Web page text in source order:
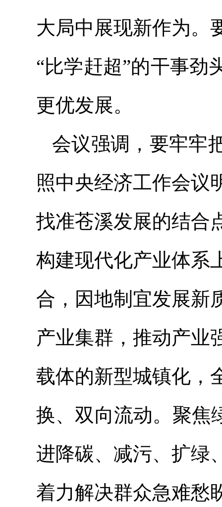
大局中展现新作为。
“比学赶超”的干事劲
更优发展。
会议强调，要牢牢
照中央经济工作会议
找准苍溪发展的结合
构建现代化产业体系
合，因地制宜发展新
产业集群，推动产业
载体的新型城镇化，
换、双向流动。聚焦
进降碳、减污、扩绿
着力解决群众急难愁